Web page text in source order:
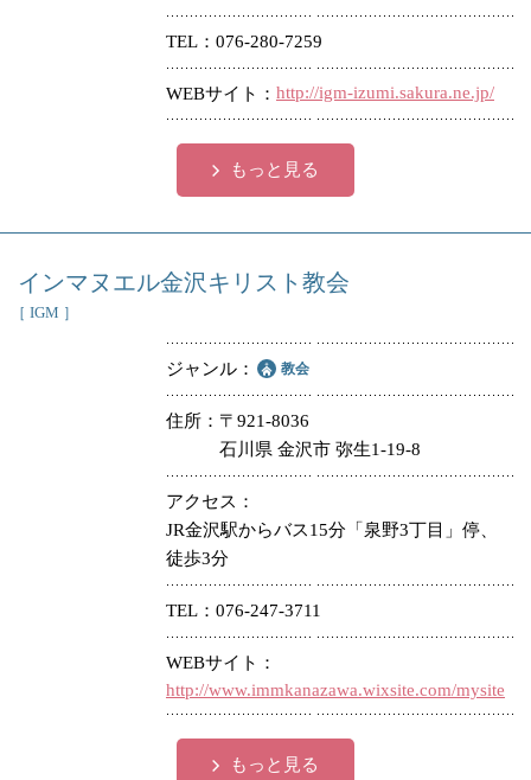
TEL 076-280-7259
WEBサイト http://igm-izumi.sakura.ne.jp/
もっと見る
インマヌエル金沢キリスト教会
［ IGM ］
ジャンル 教会
住所
〒921-8036
石川県 金沢市 弥生1-19-8
アクセス
JR金沢駅からバス15分「泉野3丁目」停、
徒歩3分
TEL 076-247-3711
WEBサイト
http://www.immkanazawa.wixsite.com/mysite
もっと見る